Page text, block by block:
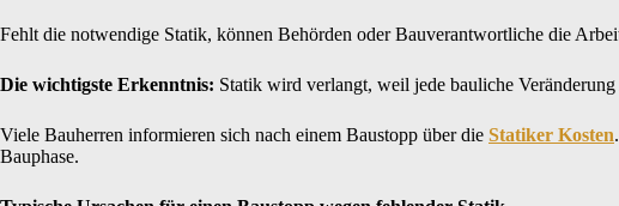
Fehlt die notwendige Statik, können Behörden oder Bauverantwortliche die
Die wichtigste Erkenntnis: Statik wird verlangt, weil jede bauliche
Viele Bauherren informieren sich nach einem Baustopp über die Statiker Kosten
Bauphase.